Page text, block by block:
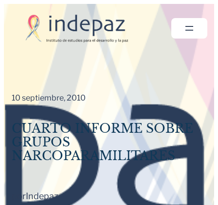
10 septiembre, 2010
CUARTO INFORME SOBRE
GRUPOS
NARCOPARAMILITARES
porIndepaz